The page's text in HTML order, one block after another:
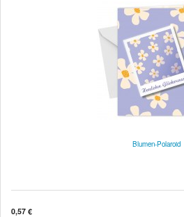
Blumen-Polaroid
0,57 €